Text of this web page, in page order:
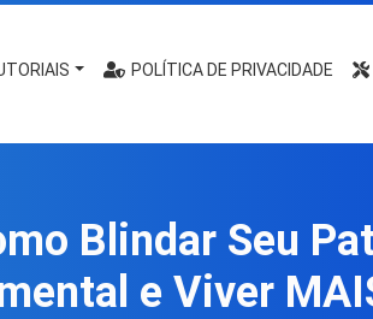
POLÍTICA DE PRIVACIDADE
Blindar Seu
e Viver